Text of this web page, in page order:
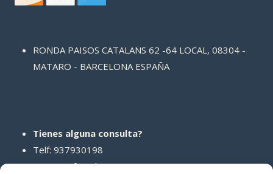
RONDA PAISOS CATALANS 62 -64 LOCAL, 08304 -
MATARO - BARCELONA ESPAÑA
Tienes alguna consulta?
Telf: 937930198
Correo: info@abcreparaciones.com